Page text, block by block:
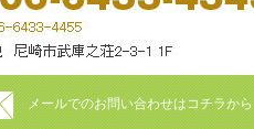
メールでのお問い合わせはコチラから